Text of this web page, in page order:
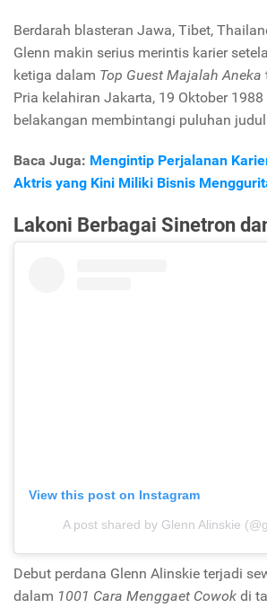
Berdarah blasteran Jawa, Tibet,
Glenn makin serius merintis karier
ketiga dalam Top Guest Majalah Aneka
Pria kelahiran Jakarta, 19 Oktober
belakangan membintangi puluhan
Baca Juga: Mengintip Perjalanan
Aktris yang Kini Miliki Bisnis
Lakoni Berbagai Sinetron
View this post on Instagram
A post shared by Glenn Alinskie
Debut perdana Glenn Alinskie terjadi
dalam 1001 Cara Menggaet Cowok di